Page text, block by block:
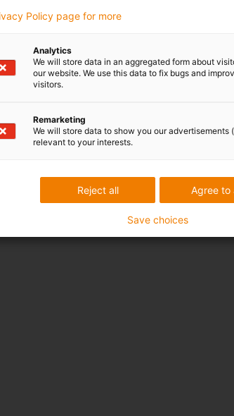
Policy page for more
Analytics
We will store data in an aggregated form about
our website. We use this data to fix bugs and
visitors.
Remarketing
We will store data to show you our advertisements
relevant to your interests.
Agree to
Reject all
Save choices